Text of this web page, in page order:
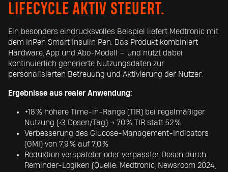
LIFECYCLE AKTIV STEUERT.
Ein besonders eindrucksvolles Beispiel liefert Medtronic mit
dem InPen Smart Insulin Pen. Das Produkt kombiniert
Hardware, App und Abo-Modell – und nutzt dabei
kontinuierlich generierte Nutzungsdaten zur
personalisierten Betreuung und Aktivierung der Nutzer.
Ergebnisse aus realer Anwendung:
+18 % höhere Time-in-Range (TIR) bei regelmäßiger
Nutzung (>3 Dosen/Tag) → 70 % TIR statt 52 %
Verbesserung des Glucose-Management-Indicators
(GMI) von 7,9 % auf 7,0 %
Reduktion verspäteter oder verpasster Dosen durch
Reminder-Logiken (Quelle: Medtronic, Newsroom 2024,